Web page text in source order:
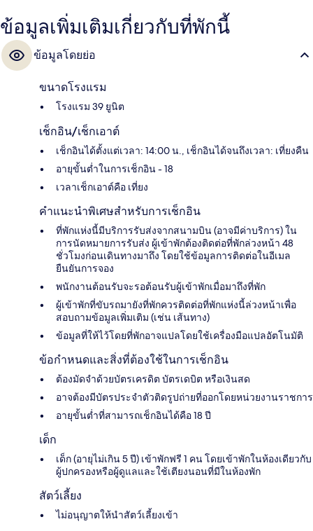
ข้อมูลเพิ่มเติมเกี่ยวกับที่พักนี้
ข้อมูลโดยย่อ
ขนาดโรงแรม
โรงแรม 39 ยูนิต
เช็กอิน/เช็กเอาต์
เช็กอินได้ตั้งแต่เวลา: 14:00 น., เช็กอินได้จนถึงเวลา: เที่ยงคืน
อายุขั้นต่ำในการเช็กอิน - 18
เวลาเช็กเอาต์คือ เที่ยง
คำแนะนำพิเศษสำหรับการเช็กอิน
ที่พักแห่งนี้มีบริการรับส่งจากสนามบิน (อาจมีค่าบริการ) ใน
การนัดหมายการรับส่ง ผู้เข้าพักต้องติดต่อที่พักล่วงหน้า 48
ชั่วโมงก่อนเดินทางมาถึง โดยใช้ข้อมูลการติดต่อในอีเมล
ยืนยันการจอง
พนักงานต้อนรับจะรอต้อนรับผู้เข้าพักเมื่อมาถึงที่พัก
ผู้เข้าพักที่ขับรถมายังที่พักควรติดต่อที่พักแห่งนี้ล่วงหน้าเพื่อ
สอบถามข้อมูลเพิ่มเติม (เช่น เส้นทาง)
ข้อมูลที่ให้ไว้โดยที่พักอาจแปลโดยใช้เครื่องมือแปลอัตโนมัติ
ข้อกำหนดและสิ่งที่ต้องใช้ในการเช็กอิน
ต้องมัดจำด้วยบัตรเครดิต บัตรเดบิต หรือเงินสด
อาจต้องมีบัตรประจำตัวติดรูปถ่ายที่ออกโดยหน่วยงานราชการ
อายุขั้นต่ำที่สามารถเช็กอินได้คือ 18 ปี
เด็ก
เด็ก (อายุไม่เกิน 5 ปี) เข้าพักฟรี 1 คน โดยเข้าพักในห้องเดียวกับ
ผู้ปกครองหรือผู้ดูแลและใช้เตียงนอนที่มีในห้องพัก
สัตว์เลี้ยง
ไม่อนุญาตให้นำสัตว์เลี้ยงเข้า